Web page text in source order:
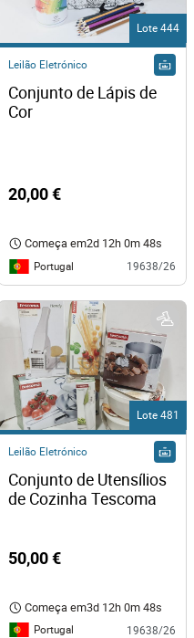
Lote 444
Leilão Eletrónico
Conjunto de Lápis de
Cor
20,00 €
Começa em2d 12h 0m 48s
Portugal 19638/26
Lote 481
Leilão Eletrónico
Conjunto de Utensílios
de Cozinha Tescoma
50,00 €
Começa em3d 12h 0m 48s
Portugal 19638/26